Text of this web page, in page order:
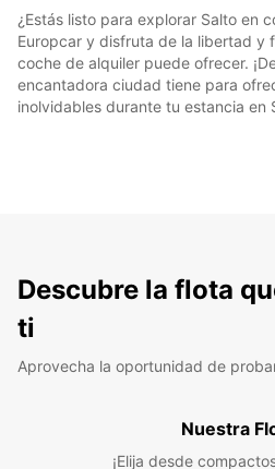
¿Estás listo para explorar Salto en
Europcar y disfruta de la libertad y
coche de alquiler puede ofrecer.
encantadora ciudad tiene para
inolvidables durante tu estancia en
Descubre la flota
ti
Aprovecha la oportunidad de
Nuestra
¡Elija desde